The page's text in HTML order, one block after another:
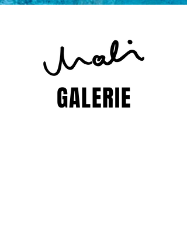
GALERIE